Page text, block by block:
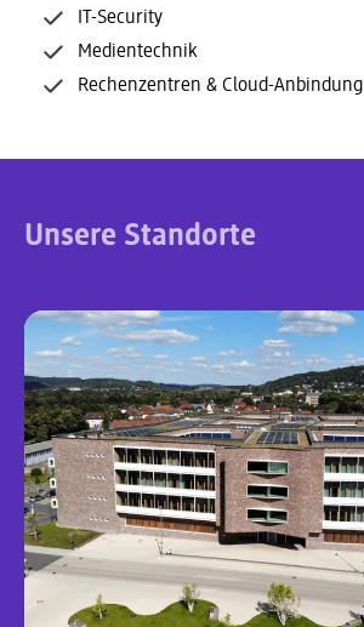
IT-Security
Medientechnik
Rechenzentren & Cloud-Anbindung
Unsere Standorte